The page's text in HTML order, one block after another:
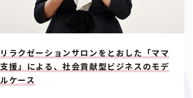
リラクゼーションサロンをとおした「ママ
支援」による、社会貢献型ビジネスのモデ
ルケース